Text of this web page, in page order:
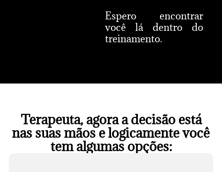
Espero encontrar
você lá dentro do
treinamento.
Terapeuta, agora a decisão está
nas suas mãos e logicamente você
tem algumas opções: